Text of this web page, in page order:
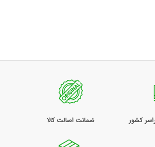
کشور ضمانت اصالت کالا